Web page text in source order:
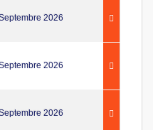
2026
2026
2026